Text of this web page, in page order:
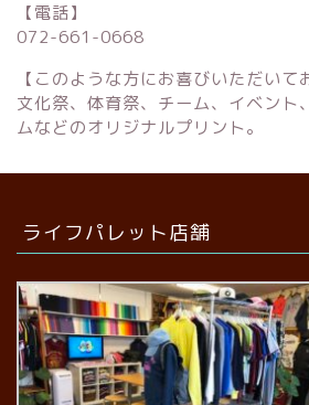
【電話】
072-661-0668
【このような方にお喜びいただいて
文化祭、体育祭、チーム、イベント
ムなどのオリジナルプリント。
ライフパレット店舗